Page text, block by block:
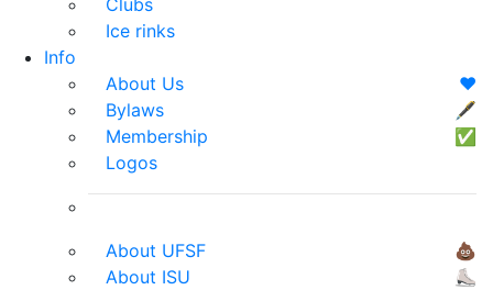
Clubs
Ice rinks
Info
About Us
❤️
Bylaws
🖋
Membership
✅
Logos
About UFSF
💩
About ISU
⛸